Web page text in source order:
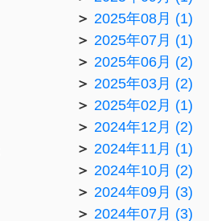
2025年08月 (1)
2025年07月 (1)
2025年06月 (2)
2025年03月 (2)
2025年02月 (1)
2024年12月 (2)
2024年11月 (1)
2024年10月 (2)
2024年09月 (3)
2024年07月 (3)